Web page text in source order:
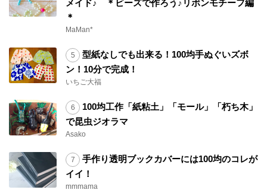
メイド♪ ＊ビーズで作ろう♪リボンモチーフ編
＊
MaMan*
型紙なしでも出来る！100均手ぬぐいズボ
ン！10分で完成！
いちご大福
100均工作「紙粘土」「モール」「朽ち木」
で昆虫ジオラマ
Asako
手作り透明ブックカバーには100均のコレが
イイ！
mmmama